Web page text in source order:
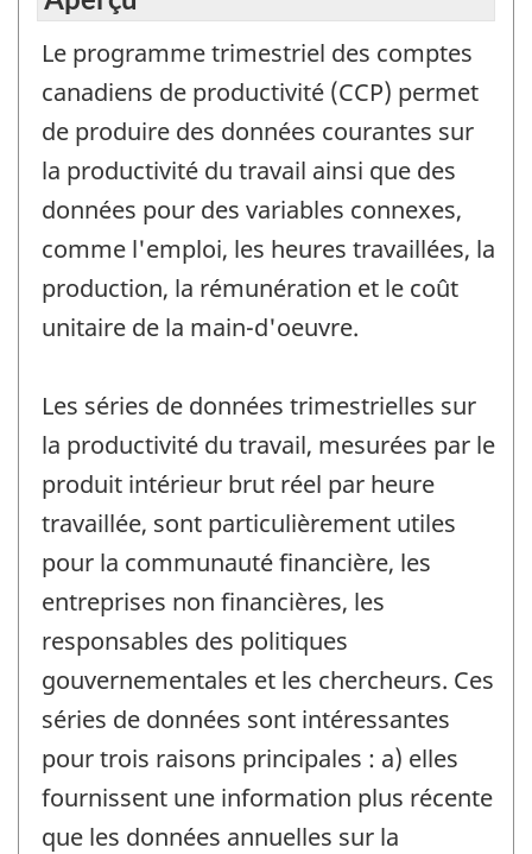
Le programme trimestriel des comptes
canadiens de productivité (CCP) permet
de produire des données courantes sur
la productivité du travail ainsi que des
données pour des variables connexes,
comme l'emploi, les heures travaillées, la
production, la rémunération et le coût
unitaire de la main-d'oeuvre.
Les séries de données trimestrielles sur
la productivité du travail, mesurées par le
produit intérieur brut réel par heure
travaillée, sont particulièrement utiles
pour la communauté financière, les
entreprises non financières, les
responsables des politiques
gouvernementales et les chercheurs. Ces
séries de données sont intéressantes
pour trois raisons principales : a) elles
fournissent une information plus récente
que les données annuelles sur la